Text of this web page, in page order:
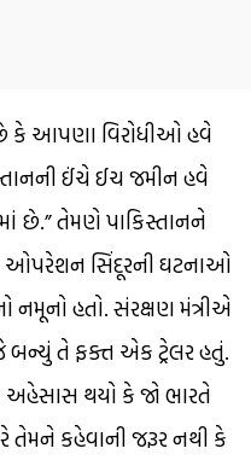
છે કે આપણા વિરોધીઓ હવે
ઈંચે ઈચ જમીન હવે
છે.” તેમણે પાકિસ્તાનને
સિંદૂરની ઘટનાઓ
નમૂનો હતો. સંરક્ષણ મંત્રીએ
બન્યું તે ફક્ત એક ટ્રેલર હતું.
અહેસાસ થયો કે જો ભારતે
તેમને કહેવાની જરૂર નથી કે